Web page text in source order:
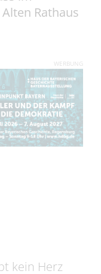
Rathaus
WERBUNG
kein Herz